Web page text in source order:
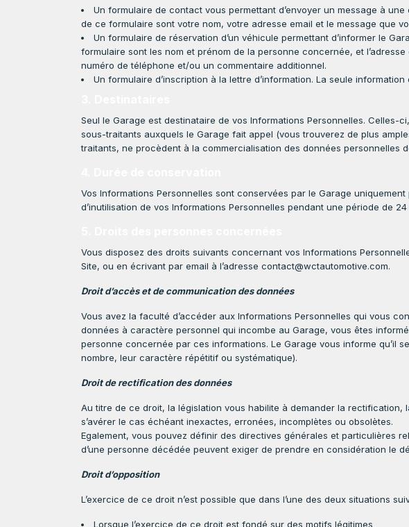
Un formulaire de contact vous permettant d’envoyer un message à
de ce formulaire sont votre nom, votre adresse email et le message que
Un formulaire de réservation d’un véhicule permettant d’informer le
formulaire sont les nom et prénom de la personne concernée, et
numéro de téléphone et/ou un commentaire additionnel.
Un formulaire d’inscription à la lettre d’information. La seule
Seul le Garage est destinataire de vos Informations Personnelles.
sous-traitants auxquels le Garage fait appel (vous trouverez de plus
traitants, ne procèdent à la commercialisation des données personnelles
Vos Informations Personnelles sont conservées par le Garage
d’inutilisation de vos Informations Personnelles pendant une période de
Vous disposez des droits suivants concernant vos Informations
Site, ou en écrivant par email à l’adresse contact@wctautomotive.com.
Droit d’accès et de communication des données
Vous avez la faculté d’accéder aux Informations Personnelles qui vous
données à caractère personnel qui incombe au Garage, vous êtes
personne concernée par ces informations. Le Garage vous informe qu’il
nombre, leur caractère répétitif ou systématique).
Droit de rectification des données
Au titre de ce droit, la législation vous habilite à demander la
s’avérer le cas échéant inexactes, erronées, incomplètes ou obsolètes.
Egalement, vous pouvez définir des directives générales et particulières
d’une personne décédée peuvent exiger de prendre en considération le
Droit d’opposition
L’exercice de ce droit n’est possible que dans l’une des deux situations
Lorsque l’exercice de ce droit est fondé sur des motifs légitimes